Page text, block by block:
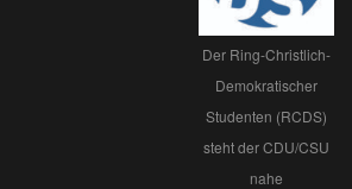
Der Ring-Christlich-
Demokratischer
Studenten (RCDS)
steht der CDU/CSU
nahe